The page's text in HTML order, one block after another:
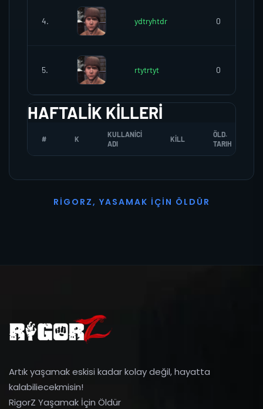
4. ydtryhtdr 0
5. rtytrtyt 0
HAFTALIK KILLERI
# K
KULLANICI
ADI
KILL
ÖLD.
TARIH
R I G O R Z, YASAMAK İ ÇI N Ö L D Ü R
Artık yaşamak eskisi kadar kolay değil, hayatta
kalabiliecekmisin!
RigorZ Yaşamak İçin Öldür